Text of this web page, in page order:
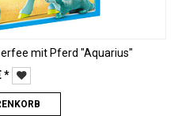
mit Pferd "Aquarius"
*